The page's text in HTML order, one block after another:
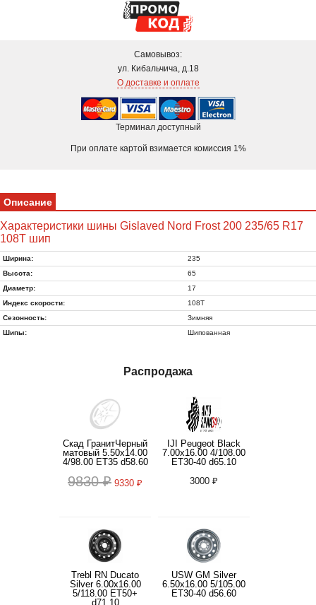
Самовывоз:
ул. Кибальчича, д.18
О доставке и оплате
Терминал доступный
При оплате картой взимается комиссия 1%
Описание
Характеристики шины Gislaved Nord Frost 200 235/65 R17
108T шип
Ширина:
235
Высота:
65
Диаметр:
17
Индекс скорости:
108T
Сезонность:
Зимняя
Шипы:
Шипованная
Распродажа
Скад ГранитЧерный
матовый 5.50x14.00
4/98.00 ET35 d58.60
9830 ₽ 9330 ₽
IJI Peugeot Black
7.00x16.00 4/108.00
ET30-40 d65.10
3000 ₽
Trebl RN Ducato
Silver 6.00x16.00
5/118.00 ET50+
d71.10
USW GM Silver
6.50x16.00 5/105.00
ET30-40 d56.60